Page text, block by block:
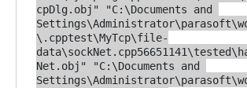
cpDlg.obj" "C:\Documents and
\.cpptest\MyTcp\file-
Net.obj" "C:\Documents and